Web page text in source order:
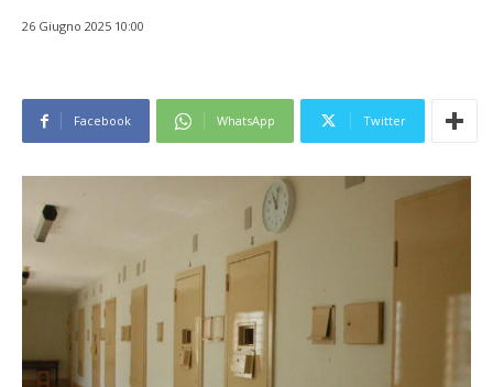
26 Giugno 2025 10:00
Facebook WhatsApp Twitter